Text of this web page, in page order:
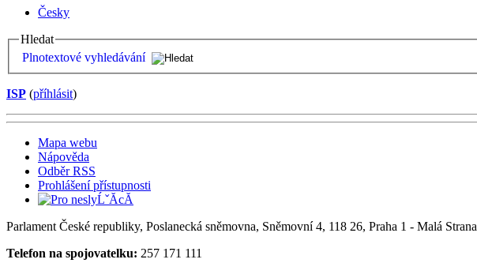
Česky
Hledat
Plnotextové vyhledávání
ISP (příhlásit)
Mapa webu
Nápověda
Odběr RSS
Prohlášení přístupnosti
Parlament České republiky, Poslanecká sněmovna, Sněmovní 4, 118 26, Praha 1 - Malá Strana
Telefon na spojovatelku: 257 171 111